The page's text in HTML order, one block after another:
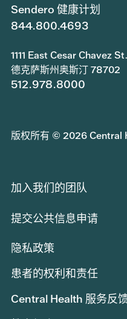
Sendero 健康计划
844.800.4693
1111 East Cesar Chavez St.
德克萨斯州奥斯汀 78702
512.978.8000
版权所有 © 2026 Central
加入我们的团队
提交公共信息申请
隐私政策
患者的权利和责任
Central Health 服务反